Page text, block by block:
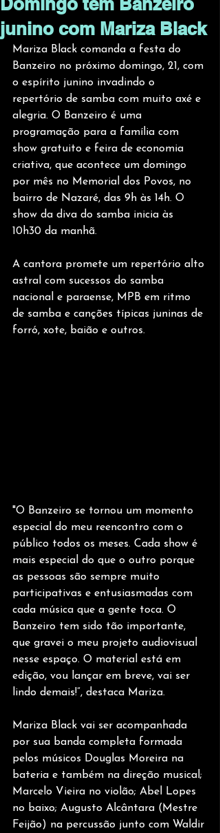
junino com Mariza Black
Mariza Black comanda a festa do
Banzeiro no próximo domingo, 21, com
o espírito junino invadindo o
repertório de samba com muito axé e
alegria. O Banzeiro é uma
programação para a família com
show gratuito e feira de economia
criativa, que acontece um domingo
por mês no Memorial dos Povos, no
bairro de Nazaré, das 9h às 14h. O
show da diva do samba inicia às
10h30 da manhã.
A cantora promete um repertório alto
astral com sucessos do samba
nacional e paraense, MPB em ritmo
de samba e canções típicas juninas de
forró, xote, baião e outros.
"O Banzeiro se tornou um momento
especial do meu reencontro com o
público todos os meses. Cada show é
mais especial do que o outro porque
as pessoas são sempre muito
participativas e entusiasmadas com
cada música que a gente toca. O
Banzeiro tem sido tão importante,
que gravei o meu projeto audiovisual
nesse espaço. O material está em
edição, vou lançar em breve, vai ser
lindo demais!”, destaca Mariza.
Mariza Black vai ser acompanhada
por sua banda completa formada
pelos músicos Douglas Moreira na
bateria e também na direção musical;
Marcelo Vieira no violão; Abel Lopes
no baixo; Augusto Alcântara (Mestre
Feijão) na percussão junto com Waldir